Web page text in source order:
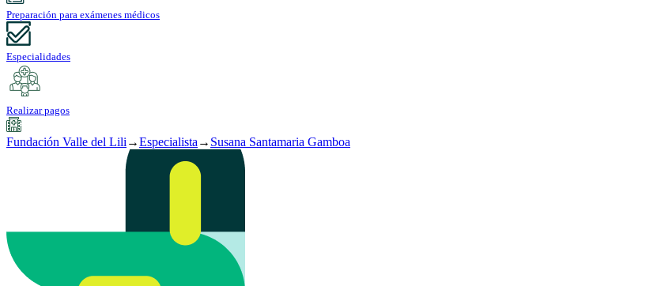
Preparación para exámenes médicos
Especialidades
Realizar pagos
Fundación Valle del Lili →Especialista → Susana Santamaria Gamboa